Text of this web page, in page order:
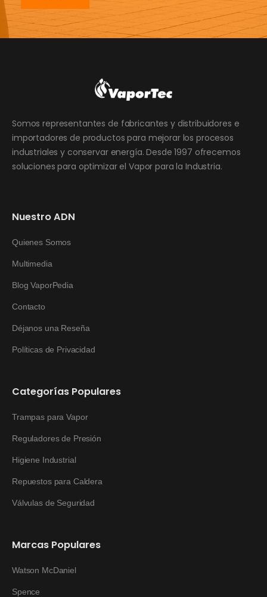
Somos representantes de fabricantes y distribuidores e
importadores de productos para mejorar los procesos
industriales y conservar energía. Desde 1997 ofrecemos
soluciones para optimizar el Vapor para la Industria.
Nuestro ADN
Quienes Somos
Multimedia
Blog VaporPedia
Contacto
Déjanos una Reseña
Políticas de Privacidad
Categorías Populares
Trampas para Vapor
Reguladores de Presión
Higiene Industrial
Repuestos para Caldera
Válvulas de Seguridad
Marcas Populares
Watson McDaniel
Spence